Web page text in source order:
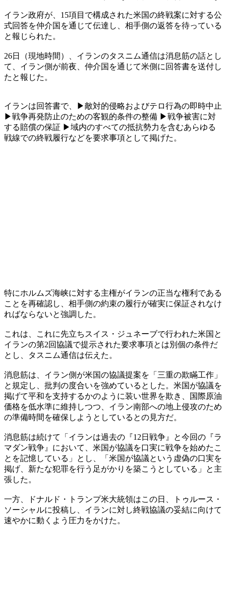
イラン政府が、15項目で構成された米国の終戦案に対する公
式回答を仲介国を通じて伝達し、相手側の返答を待っている
と報じられた。
26日（現地時間）、イランのタスニム通信は消息筋の話とし
て、イラン側が前夜、仲介国を通じて米側に回答書を送付し
たと報じた。
イランは回答書で、▶敵対的侵略およびテロ行為の即時中止
▶戦争再発防止のための客観的条件の整備 ▶戦争被害に対
する賠償の保証 ▶域内のすべての抵抗勢力を含むあらゆる
戦線での終戦履行などを要求事項として掲げた。
特にホルムズ海峡に対する主権がイランの正当な権利である
ことを再確認し、相手側の約束の履行が確実に保証されなけ
ればならないと強調した。
これは、これに先立ちスイス・ジュネーブで行われた米国と
イランの第2回協議で提示された要求事項とは別個の条件だ
とし、タスニム通信は伝えた。
消息筋は、イラン側が米国の協議提案を「三重の欺瞞工作」
と規定し、批判の度合いを強めているとした。米国が協議を
掲げて平和を支持するかのように装い世界を欺き、国際原油
価格を低水準に維持しつつ、イラン南部への地上侵攻のため
の準備時間を確保しようとしているとの見方だ。
消息筋は続けて「イランは過去の『12日戦争』と今回の『ラ
マダン戦争』において、米国が協議を口実に戦争を始めたこ
とを記憶している」とし、「米国が協議という虚偽の口実を
掲げ、新たな犯罪を行う足がかりを築こうとしている」と主
張した。
一方、ドナルド・トランプ米大統領はこの日、トゥルース・
ソーシャルに投稿し、イランに対し終戦協議の妥結に向けて
速やかに動くよう圧力をかけた。